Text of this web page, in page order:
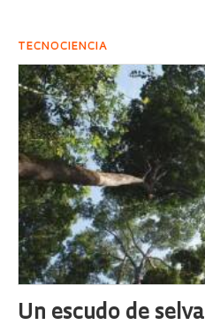
TECNOCIENCIA
Un escudo de selva